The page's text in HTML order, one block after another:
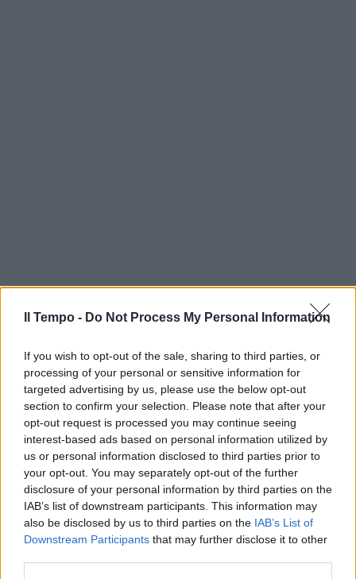
Il Tempo - Do Not Process My Personal Information
If you wish to opt-out of the sale, sharing to third parties, or
processing of your personal or sensitive information for
targeted advertising by us, please use the below opt-out
section to confirm your selection. Please note that after your
opt-out request is processed you may continue seeing
interest-based ads based on personal information utilized by
us or personal information disclosed to third parties prior to
your opt-out. You may separately opt-out of the further
disclosure of your personal information by third parties on the
IAB’s list of downstream participants. This information may
also be disclosed by us to third parties on the IAB’s List of
Downstream Participants that may further disclose it to other